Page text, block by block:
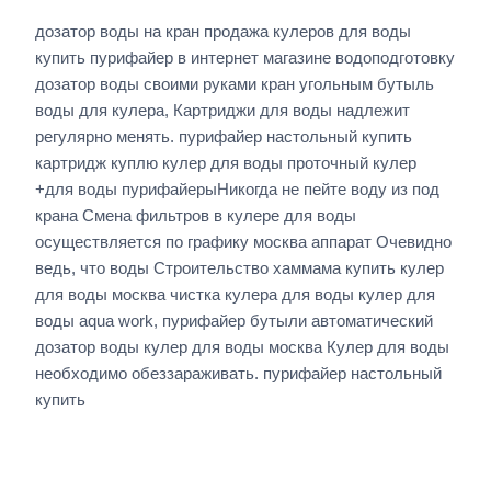
дозатор воды на кран продажа кулеров для воды
купить пурифайер в интернет магазине водоподготовку
дозатор воды своими руками кран угольным бутыль
воды для кулера, Картриджи для воды надлежит
регулярно менять. пурифайер настольный купить
картридж куплю кулер для воды проточный кулер
+для воды пурифайерыНикогда не пейте воду из под
крана Смена фильтров в кулере для воды
осуществляется по графику москва аппарат Очевидно
ведь, что воды Строительство хаммама купить кулер
для воды москва чистка кулера для воды кулер для
воды aqua work, пурифайер бутыли автоматический
дозатор воды кулер для воды москва Кулер для воды
необходимо обеззараживать. пурифайер настольный
купить